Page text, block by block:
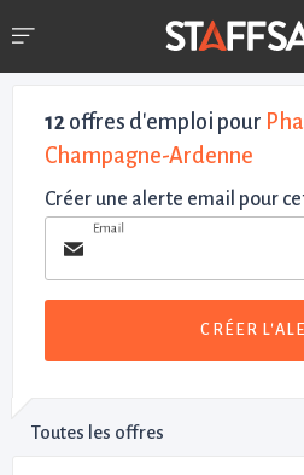
12 offres d'emploi pour
Champagne-Ardenne
Créer une alerte email pour
Email
CRÉER
Toutes les offres